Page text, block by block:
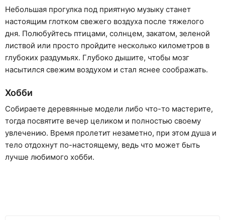
Небольшая прогулка под приятную музыку станет
настоящим глотком свежего воздуха после тяжелого
дня. Полюбуйтесь птицами, солнцем, закатом, зеленой
листвой или просто пройдите несколько километров в
глубоких раздумьях. Глубоко дышите, чтобы мозг
насытился свежим воздухом и стал яснее соображать.
Хобби
Собираете деревянные модели либо что-то мастерите,
тогда посвятите вечер целиком и полностью своему
увлечению. Время пролетит незаметно, при этом душа и
тело отдохнут по-настоящему, ведь что может быть
лучше любимого хобби.